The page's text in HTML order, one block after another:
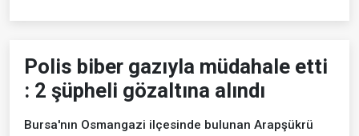
Polis biber gazıyla müdahale etti
: 2 şüpheli gözaltına alındı
Bursa'nın Osmangazi ilçesinde bulunan Arapşükrü